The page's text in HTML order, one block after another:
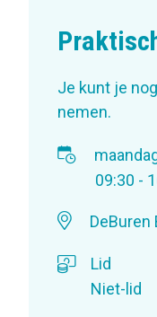
Je kunt je
nemen.
09:30 -
DeBuren
Lid
Niet-lid